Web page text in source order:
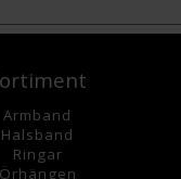
Armband
Halsband
Ringar
Örhängen